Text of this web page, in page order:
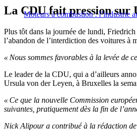
Moteurs à combustion : l’industrie
La CDU fait pression sur
Plus tôt dans la journée de lundi,
l’abandon de l’interdiction des voitures à
« Nous sommes favorables à la levée de
Le leader de la CDU, qui a d’ailleurs
Ursula von der Leyen, à Bruxelles la
« Ce que la nouvelle Commission
suivantes, pratiquement dès la fin de
Nick Alipour a contribué à la rédaction